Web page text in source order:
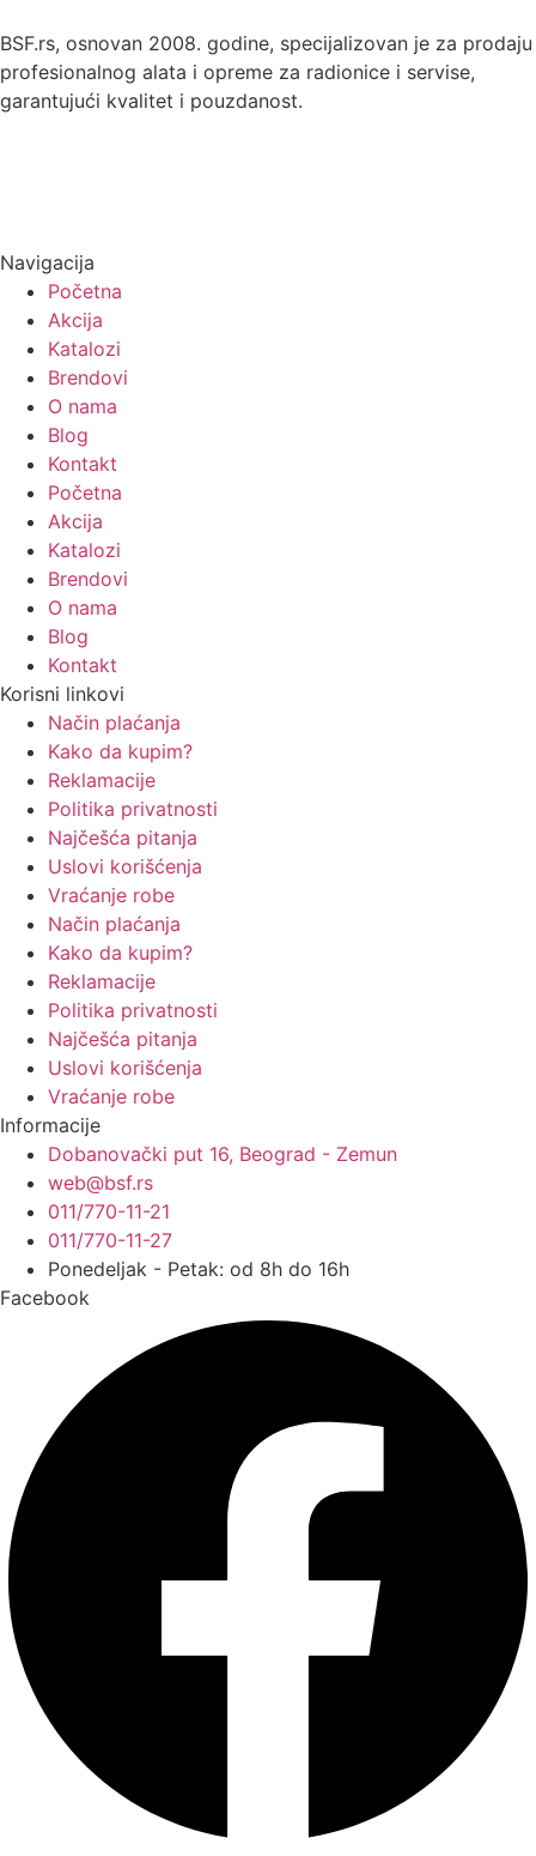
BSF.rs, osnovan 2008. godine, specijalizovan je za prodaju
profesionalnog alata i opreme za radionice i servise,
garantujući kvalitet i pouzdanost.
Navigacija
Početna
Akcija
Katalozi
Brendovi
O nama
Blog
Kontakt
Početna
Akcija
Katalozi
Brendovi
O nama
Blog
Kontakt
Korisni linkovi
Način plaćanja
Kako da kupim?
Reklamacije
Politika privatnosti
Najčešća pitanja
Uslovi korišćenja
Vraćanje robe
Način plaćanja
Kako da kupim?
Reklamacije
Politika privatnosti
Najčešća pitanja
Uslovi korišćenja
Vraćanje robe
Informacije
Dobanovački put 16, Beograd - Zemun
web@bsf.rs
011/770-11-21
011/770-11-27
Ponedeljak - Petak: od 8h do 16h
Facebook